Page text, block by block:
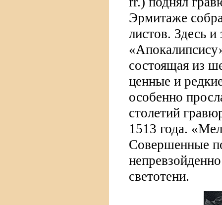
Эрмитаже
листов. Здесь
состоящая из
ценные и
особенно
столетий
1513 года.
Совершенные
светотени.